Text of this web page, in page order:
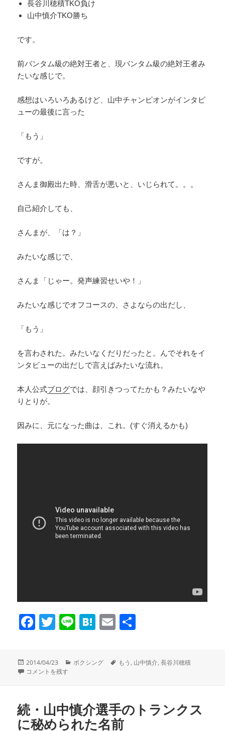
長谷川穂積TKO負け
山中慎介TKO勝ち
です。
前バンタム級の絶対王者と、現バンタム級の絶対王者み
たいな感じで。
感想はいろいろあるけど、山中チャンピオンがインタビ
ューの最後に言った
「もう」
ですが。
さんま御殿出た時、滑舌が悪いと、いじられて。。。
自己紹介しても、
さんまが、「は？」
みたいな感じで、
さんま「じゃー。発声練習せいや！」
みたいな感じでオフコースの、さよならの出だし、
「もう」
を言わされた。みたいなくだりだったと。んでそれをイ
ンタビューの出だしで言えばみたいな流れ。
本人公式ブログでは、顔引きつってたかも？みたいなや
りとりが。
因みに、元になった曲は、これ。(すぐ消えるかも)
F
e
o
o
T
er
Li
H
n
E
投
稿
2014/04/23
カ
ボクシング
タ
もう , 山中慎介,長谷川穂積
ボクシング 山中慎介 もう に
コメントを残す
続・山中慎介選手のトランクス
に秘められた名前